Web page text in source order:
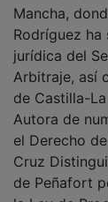
Rodríguez ha
jurídica del
Arbitraje, así
de Castilla-
Autora de
el Derecho
Cruz
de Peñafort
la Ley de